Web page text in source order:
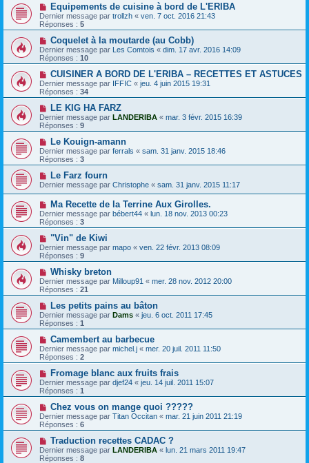
Equipements de cuisine à bord de L'ERIBA
Dernier message par trollzh « ven. 7 oct. 2016 21:43
Réponses : 5
Coquelet à la moutarde (au Cobb)
Dernier message par Les Comtois « dim. 17 avr. 2016 14:09
Réponses : 10
CUISINER A BORD DE L'ERIBA – RECETTES ET ASTUCES
Dernier message par IFFIC « jeu. 4 juin 2015 19:31
Réponses : 34
LE KIG HA FARZ
Dernier message par LANDERIBA « mar. 3 févr. 2015 16:39
Réponses : 9
Le Kouign-amann
Dernier message par ferrals « sam. 31 janv. 2015 18:46
Réponses : 3
Le Farz fourn
Dernier message par Christophe « sam. 31 janv. 2015 11:17
Ma Recette de la Terrine Aux Girolles.
Dernier message par bébert44 « lun. 18 nov. 2013 00:23
Réponses : 3
"Vin" de Kiwi
Dernier message par mapo « ven. 22 févr. 2013 08:09
Réponses : 9
Whisky breton
Dernier message par Milloup91 « mer. 28 nov. 2012 20:00
Réponses : 21
Les petits pains au bâton
Dernier message par Dams « jeu. 6 oct. 2011 17:45
Réponses : 1
Camembert au barbecue
Dernier message par michel.j « mer. 20 juil. 2011 11:50
Réponses : 2
Fromage blanc aux fruits frais
Dernier message par djef24 « jeu. 14 juil. 2011 15:07
Réponses : 1
Chez vous on mange quoi ?????
Dernier message par Titan Occitan « mar. 21 juin 2011 21:19
Réponses : 6
Traduction recettes CADAC ?
Dernier message par LANDERIBA « lun. 21 mars 2011 19:47
Réponses : 8